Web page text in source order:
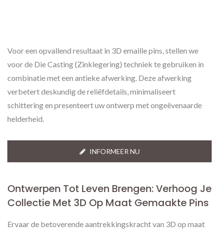
Voor een opvallend resultaat in 3D emaille pins, stellen we
voor de Die Casting (Zinklegering) techniek te gebruiken in
combinatie met een antieke afwerking. Deze afwerking
verbetert deskundig de reliëfdetails, minimaliseert
schittering en presenteert uw ontwerp met ongeëvenaarde
helderheid.
INFORMEER NU
Ontwerpen Tot Leven Brengen: Verhoog Je
Collectie Met 3D Op Maat Gemaakte Pins
Ervaar de betoverende aantrekkingskracht van 3D op maat